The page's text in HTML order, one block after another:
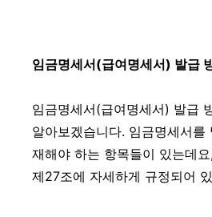
임금명세서(급여명세서) 발급
임금명세서(급여명세서) 발급
알아보겠습니다. 임금명세서를
재해야 하는 항목들이 있는데
제27조에 자세하게 규정되어